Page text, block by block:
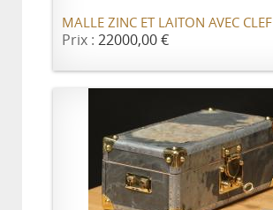
MALLE ZINC ET LAITON AVEC CLEF
Prix : 22000,00 €